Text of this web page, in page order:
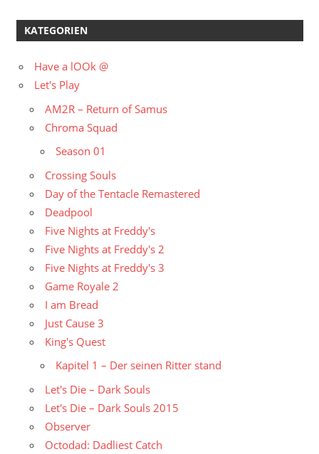
KATEGORIEN
Have a lOOk @
Let's Play
AM2R – Return of Samus
Chroma Squad
Season 01
Crossing Souls
Day of the Tentacle Remastered
Deadpool
Five Nights at Freddy's
Five Nights at Freddy's 2
Five Nights at Freddy's 3
Game Royale 2
I am Bread
Just Cause 3
King's Quest
Kapitel 1 – Der seinen Ritter stand
Let's Die – Dark Souls
Let's Die – Dark Souls 2015
Observer
Octodad: Dadliest Catch